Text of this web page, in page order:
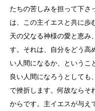
たちの苦しみを担って下さ
は、この主イエスと共に歩
天の父なる神様の愛と恵み
す。それは、自分をどう高
い人間になるか、というこ
良い人間になろうとしても
で挫折します。何故ならそ
からです。主イエスが与え